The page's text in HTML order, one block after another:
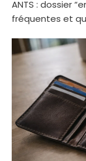
ANTS : dossier
fréquentes et